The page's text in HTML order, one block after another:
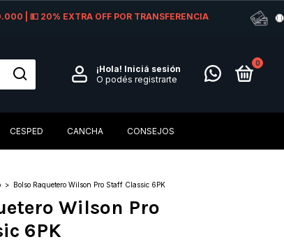
| 💵 20% EXTRA OFF POR TRANSFERENCIA
¡Hola! Iniciá sesión
O podés registrarte
0
CESPED CANCHA CONSEJOS
> Bolso Raquetero Wilson Pro Staff Classic 6PK
Wilson Pro
6PK